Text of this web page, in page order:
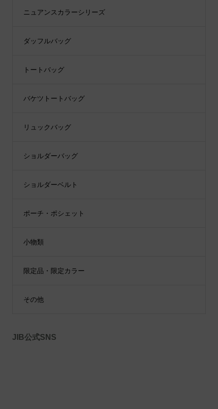
ニュアンスカラーシリーズ
ダッフルバッグ
トートバッグ
バケツトートバッグ
リュックバッグ
ショルダーバッグ
ショルダーベルト
ポーチ・ポシェット
小物類
限定品・限定カラー
その他
JIB公式SNS